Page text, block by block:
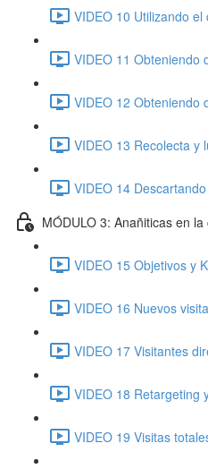
VIDEO 10 Utilizando
VIDEO 11 Obteniendo
VIDEO 12 Obteniendo
VIDEO 13 Recolecta y
VIDEO 14
MÓDULO 3: Anañiticas en
VIDEO 15 Objetivos y
VIDEO 16 Nuevos
VIDEO 17 Visitantes
VIDEO 18 Retargeting
VIDEO 19 Visitas